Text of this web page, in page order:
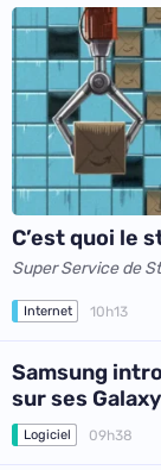
C’est quoi le
Super Service de
Internet 10h13
Samsung
sur ses
Logiciel 09h38